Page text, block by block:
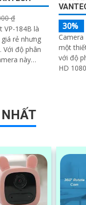
₫
VP-184B là
rẻ nhưng
này
30%
Camera
một
với độ
HD